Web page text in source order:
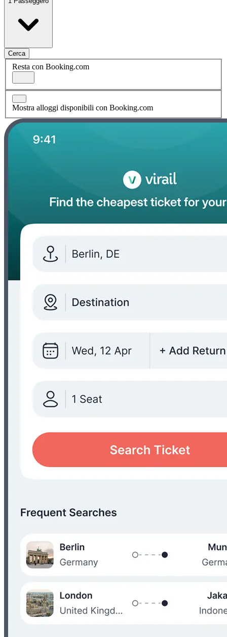
Cerca
Resta con Booking.com
Mostra alloggi disponibili con Booking.com